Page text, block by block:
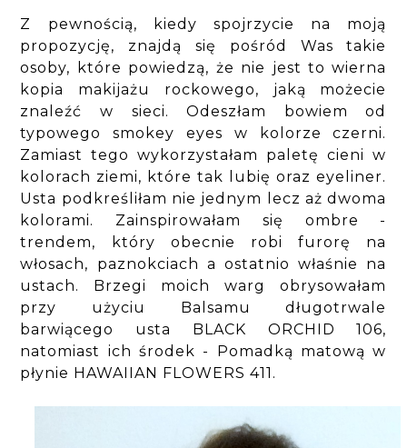
Z pewnością, kiedy spojrzycie na moją
propozycję, znajdą się pośród Was takie
osoby, które powiedzą, że nie jest to wierna
kopia makijażu rockowego, jaką możecie
znaleźć w sieci. Odeszłam bowiem od
typowego smokey eyes w kolorze czerni.
Zamiast tego wykorzystałam paletę cieni w
kolorach ziemi, które tak lubię oraz eyeliner.
Usta podkreśliłam nie jednym lecz aż dwoma
kolorami. Zainspirowałam się ombre -
trendem, który obecnie robi furorę na
włosach, paznokciach a ostatnio właśnie na
ustach. Brzegi moich warg obrysowałam
przy użyciu Balsamu długotrwale
barwiącego usta BLACK ORCHID 106,
natomiast ich środek - Pomadką matową w
płynie HAWAIIAN FLOWERS 411.